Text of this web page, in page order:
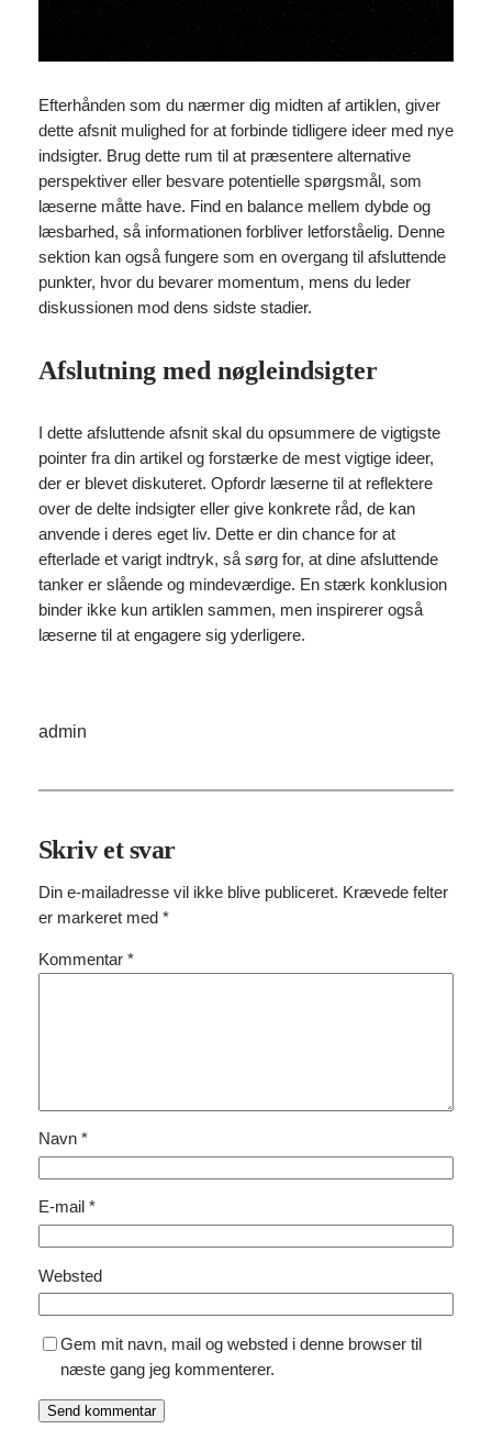
Efterhånden som du nærmer dig midten af artiklen, giver
dette afsnit mulighed for at forbinde tidligere ideer med nye
indsigter. Brug dette rum til at præsentere alternative
perspektiver eller besvare potentielle spørgsmål, som
læserne måtte have. Find en balance mellem dybde og
læsbarhed, så informationen forbliver letforståelig. Denne
sektion kan også fungere som en overgang til afsluttende
punkter, hvor du bevarer momentum, mens du leder
diskussionen mod dens sidste stadier.
Afslutning med nøgleindsigter
I dette afsluttende afsnit skal du opsummere de vigtigste
pointer fra din artikel og forstærke de mest vigtige ideer,
der er blevet diskuteret. Opfordr læserne til at reflektere
over de delte indsigter eller give konkrete råd, de kan
anvende i deres eget liv. Dette er din chance for at
efterlade et varigt indtryk, så sørg for, at dine afsluttende
tanker er slående og mindeværdige. En stærk konklusion
binder ikke kun artiklen sammen, men inspirerer også
læserne til at engagere sig yderligere.
admin
Skriv et svar
Din e-mailadresse vil ikke blive publiceret. Krævede felter
er markeret med *
Kommentar *
Navn *
E-mail *
Websted
Gem mit navn, mail og websted i denne browser til
næste gang jeg kommenterer.